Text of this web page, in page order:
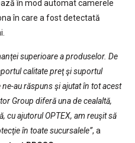
în mod automat camerele
în care a fost detectată
superioare a produselor. De
calitate preţ şi suportul
au răspuns şi ajutat în tot acest
Group diferă una de cealaltă,
cu ajutorul OPTEX, am reuşit să
în toate sucursalele”, a